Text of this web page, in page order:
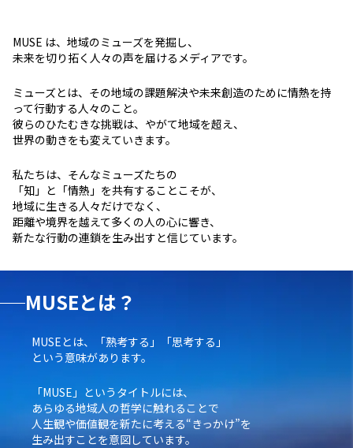
MUSE は、地域のミューズを発掘し、
未来を切り拓く人々の声を届けるメディアです。
ミューズとは、その地域の課題解決や未来創造のために情熱を持
って行動する人々のこと。
彼らのひたむきな挑戦は、やがて地域を超え、
世界の動きをも変えていきます。
私たちは、そんなミューズたちの
「知」と「情熱」を共有することこそが、
地域に生きる人々だけでなく、
距離や境界を越えて多くの人の心に響き、
新たな行動の連鎖を生み出すと信じています。
MUSEとは？
MUSEとは、「熟考する」「思考する」
という意味があります。
「MUSE」というタイトルには、
あらゆる地域人の哲学に触れることで
人生観や価値観を新たに考える“きっかけ”を
生み出すことを意図しています。